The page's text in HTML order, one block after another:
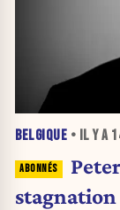
BELGIQUE • IL Y A